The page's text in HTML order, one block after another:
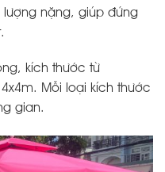
nặng, giúp đứng
kích thước từ
Mỗi loại kích thước
gian.